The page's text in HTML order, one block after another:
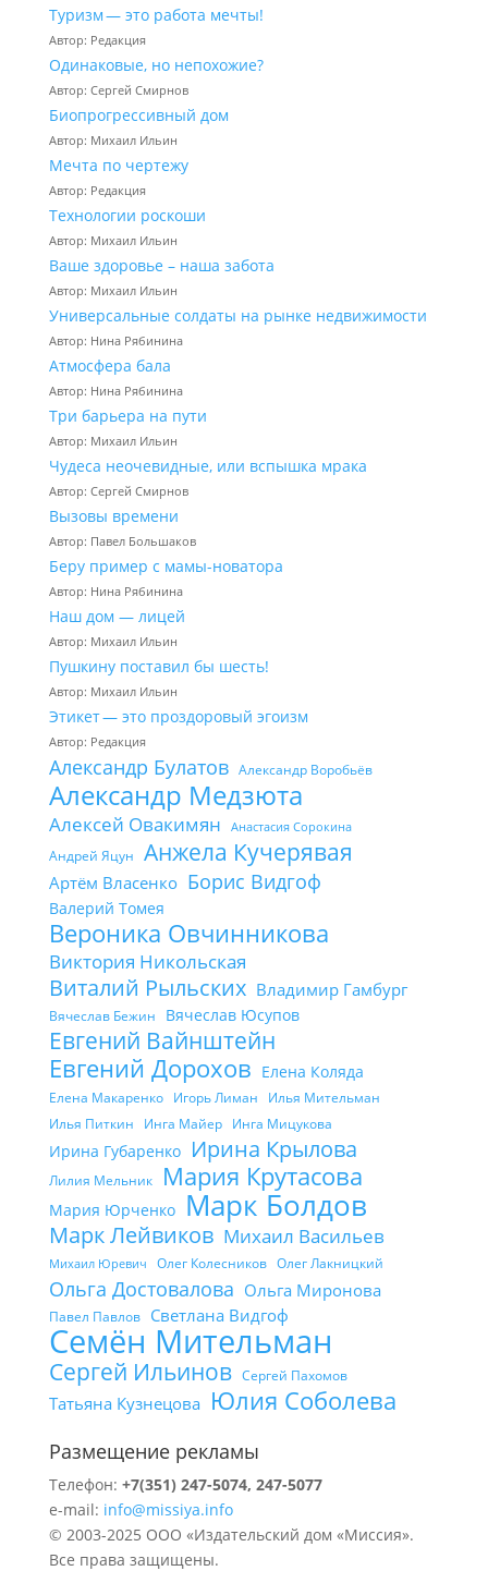
Туризм — это работа мечты!
Автор: Редакция
Одинаковые, но непохожие?
Автор: Сергей Смирнов
Биопрогрессивный дом
Автор: Михаил Ильин
Мечта по чертежу
Автор: Редакция
Технологии роскоши
Автор: Михаил Ильин
Ваше здоровье – наша забота
Автор: Михаил Ильин
Универсальные солдаты на рынке недвижимости
Автор: Нина Рябинина
Атмосфера бала
Автор: Нина Рябинина
Три барьера на пути
Автор: Михаил Ильин
Чудеса неочевидные, или вспышка мрака
Автор: Сергей Смирнов
Вызовы времени
Автор: Павел Большаков
Беру пример с мамы-новатора
Автор: Нина Рябинина
Наш дом — лицей
Автор: Михаил Ильин
Пушкину поставил бы шесть!
Автор: Михаил Ильин
Этикет — это проздоровый эгоизм
Автор: Редакция
Александр Булатов Александр Воробьёв
Александр Медзюта
Алексей Овакимян Анастасия Сорокина
Андрей Яцун Анжела Кучерявая
Артём Власенко Борис Видгоф
Валерий Томея
Вероника Овчинникова
Виктория Никольская
Виталий Рыльских Владимир Гамбург
Вячеслав Бежин Вячеслав Юсупов
Евгений Вайнштейн
Евгений Дорохов Елена Коляда
Елена Макаренко Игорь Лиман
Илья Мительман
Илья Питкин
Инга Майер Инга Мицукова
Ирина Губаренко Ирина Крылова
Лилия Мельник Мария Крутасова
Мария Юрченко Марк Болдов
Марк Лейвиков Михаил Васильев
Михаил Юревич Олег Колесников Олег Лакницкий
Ольга Достовалова Ольга Миронова
Павел Павлов Светлана Видгоф
Семён Мительман
Сергей Ильинов Сергей Пахомов
Татьяна Кузнецова Юлия Соболева
Размещение рекламы
Телефон: +7(351) 247-5074, 247-5077
e-mail: info@missiya.info
© 2003-2025 ООО «Издательский дом «Миссия».
Все права защищены.